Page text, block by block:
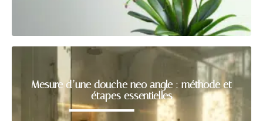
Mesure d’une douche neo angle : méthode et
étapes essentielles